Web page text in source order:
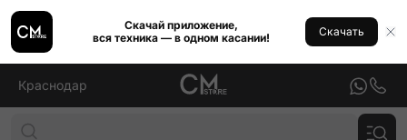
Скачай приложение,
вся техника — в одном касании!
Скачать
Краснодар